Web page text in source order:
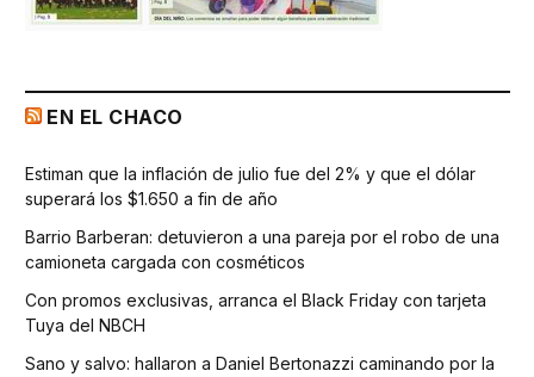
EN EL CHACO
Estiman que la inflación de julio fue del 2% y que el dólar
superará los $1.650 a fin de año
Barrio Barberan: detuvieron a una pareja por el robo de una
camioneta cargada con cosméticos
Con promos exclusivas, arranca el Black Friday con tarjeta
Tuya del NBCH
Sano y salvo: hallaron a Daniel Bertonazzi caminando por la